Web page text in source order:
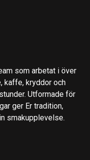
som arbetat i över
kaffe, kryddor och
Utformade för
ger Er tradition,
smakupplevelse.